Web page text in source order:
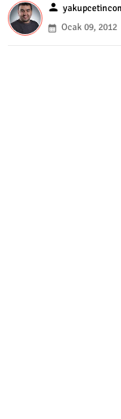
person
Ocak 09, 2012